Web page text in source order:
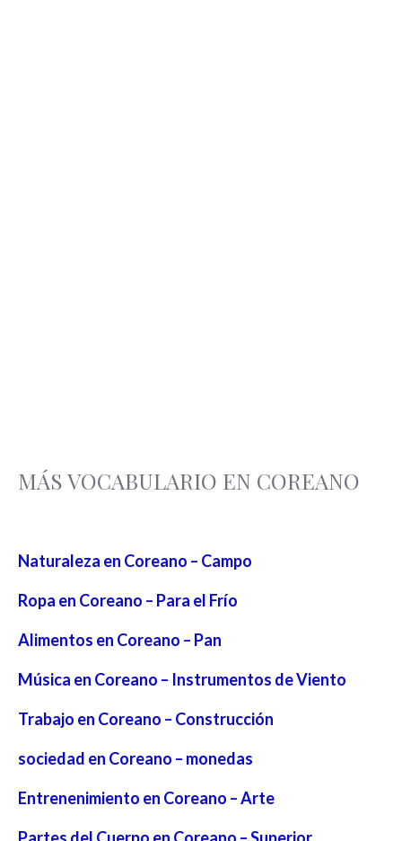
MÁS VOCABULARIO EN COREANO
Naturaleza en Coreano – Campo
Ropa en Coreano – Para el Frío
Alimentos en Coreano – Pan
Música en Coreano – Instrumentos de Viento
Trabajo en Coreano – Construcción
sociedad en Coreano – monedas
Entrenenimiento en Coreano – Arte
Partes del Cuerpo en Coreano – Superior